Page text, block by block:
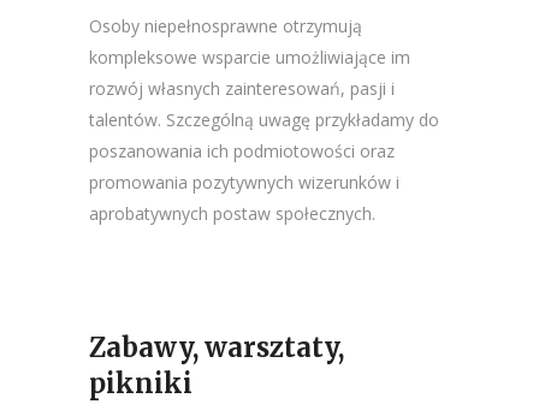
Osoby niepełnosprawne otrzymują
kompleksowe wsparcie umożliwiające im
rozwój własnych zainteresowań, pasji i
talentów. Szczególną uwagę przykładamy do
poszanowania ich podmiotowości oraz
promowania pozytywnych wizerunków i
aprobatywnych postaw społecznych.
Zabawy, warsztaty,
pikniki